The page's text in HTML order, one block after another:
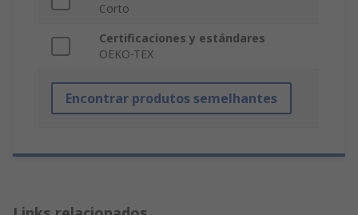
Corto
Certificaciones y estándares
OEKO-TEX
Encontrar produtos semelhantes